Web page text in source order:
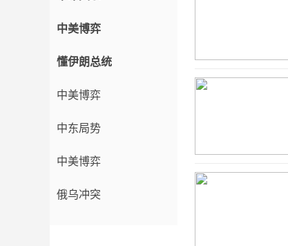
中美博弈
懂伊朗总统
中美博弈
中东局势
中美博弈
俄乌冲突